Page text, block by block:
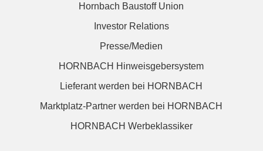
Hornbach Baustoff Union
Investor Relations
Presse/Medien
HORNBACH Hinweisgebersystem
Lieferant werden bei HORNBACH
Marktplatz-Partner werden bei HORNBACH
HORNBACH Werbeklassiker